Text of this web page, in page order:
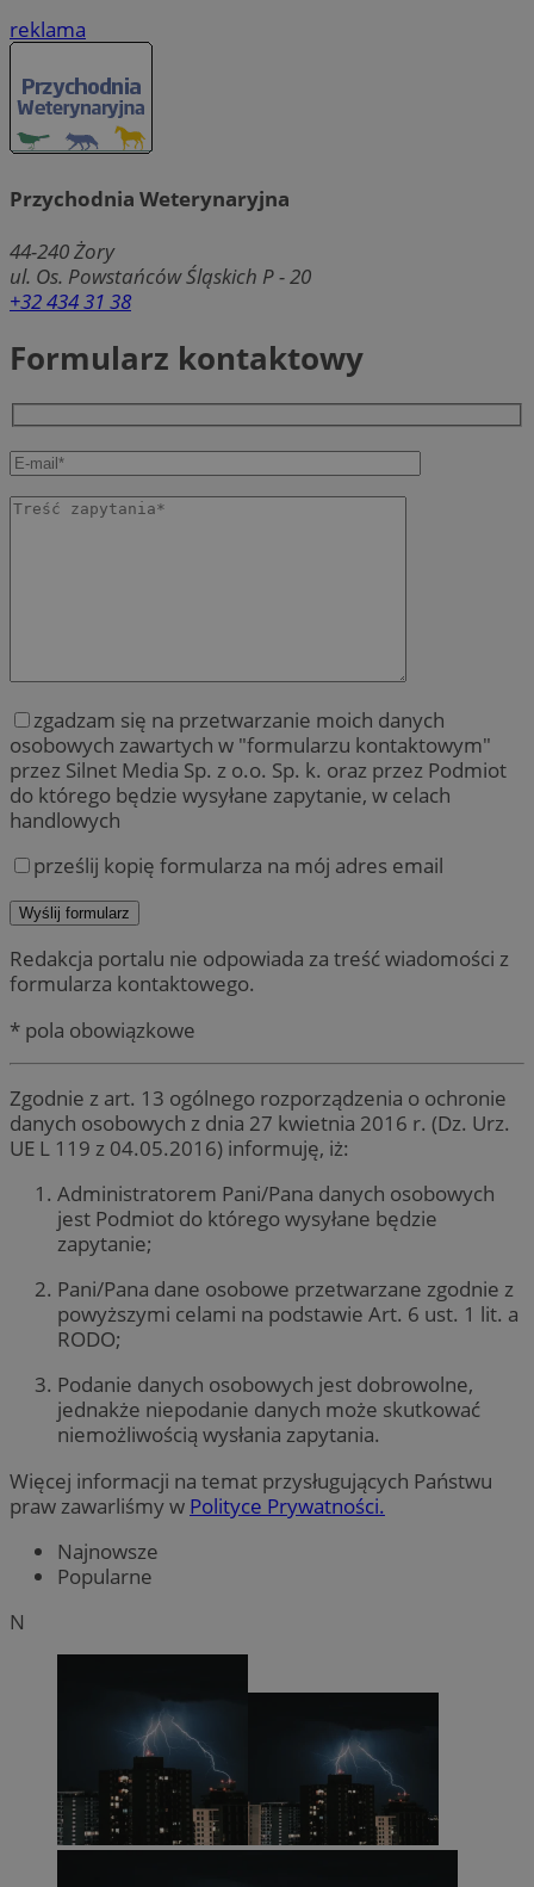
reklama
Przychodnia Weterynaryjna
44-240Żory
ul. Os. Powstańców Śląskich P - 20
+32 434 31 38
Formularz kontaktowy
zgadzam się na przetwarzanie moich danych
osobowych zawartych w "formularzu kontaktowym"
przez Silnet Media Sp. z o.o. Sp. k. oraz przez Podmiot
do którego będzie wysyłane zapytanie, w celach
handlowych
prześlij kopię formularza na mój adres email
Redakcja portalu nie odpowiada za treść wiadomości z
formularza kontaktowego.
* pola obowiązkowe
Zgodnie z art. 13 ogólnego rozporządzenia o ochronie
danych osobowych z dnia 27 kwietnia 2016 r. (Dz. Urz.
UE L 119 z 04.05.2016) informuję, iż:
Administratorem Pani/Pana danych osobowych
jest Podmiot do którego wysyłane będzie
zapytanie;
Pani/Pana dane osobowe przetwarzane zgodnie z
powyższymi celami na podstawie Art. 6 ust. 1 lit. a
RODO;
Podanie danych osobowych jest dobrowolne,
jednakże niepodanie danych może skutkować
niemożliwością wysłania zapytania.
Więcej informacji na temat przysługujących Państwu
praw zawarliśmy w Polityce Prywatności.
Najnowsze
Popularne
N